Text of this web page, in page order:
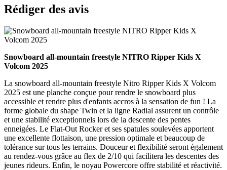
Rédiger des avis
Snowboard all-mountain freestyle NITRO Ripper Kids X
Volcom 2025
La snowboard all-mountain freestyle Nitro Ripper Kids X Volcom
2025 est une planche conçue pour rendre le snowboard plus
accessible et rendre plus d'enfants accros à la sensation de fun ! La
forme globale du shape Twin et la ligne Radial assurent un contrôle
et une stabilité exceptionnels lors de la descente des pentes
enneigées. Le Flat-Out Rocker et ses spatules soulevées apportent
une excellente flottaison, une pression optimale et beaucoup de
tolérance sur tous les terrains. Douceur et flexibilité seront également
au rendez-vous grâce au flex de 2/10 qui facilitera les descentes des
jeunes rideurs. Enfin, le noyau Powercore offre stabilité et réactivité.